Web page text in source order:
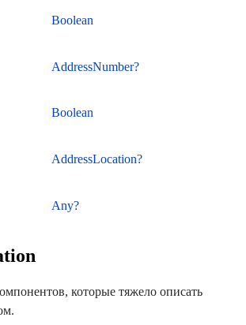
Boolean
AddressNumber?
Boolean
AddressLocation?
Any?
которые тяжело описать